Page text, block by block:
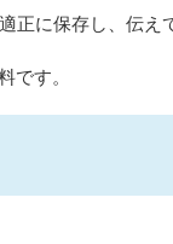
正に保存し、伝え
です。